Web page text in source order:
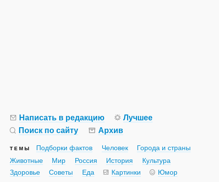
Написать в редакцию
Лучшее
Поиск по сайту
Архив
ТЕМЫ Подборки фактов Человек
Города и страны
Животные
Мир Россия История
Культура
Здоровье
Советы Еда Картинки Юмор